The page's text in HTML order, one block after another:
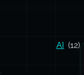
AI (12)